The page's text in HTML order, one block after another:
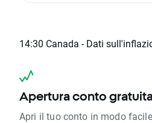
14:30 Canada - Dati
Apertura conto
Apri il tuo conto in modo